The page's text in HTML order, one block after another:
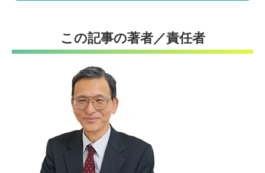
この記事の著者／責任者